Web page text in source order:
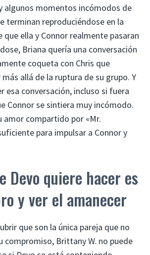
algunos momentos incómodos de
terminan reproduciéndose en la
que ella y Connor realmente pasaran
Briana quería una conversación
coqueta con Chris que
allá de la ruptura de su grupo. Y
esa conversación, incluso si fuera
Connor se sintiera muy incómodo.
amor compartido por «Mr.
para impulsar a Connor y
Devo quiere hacer es
y ver el amanecer
que son la única pareja que no
compromiso, Brittany W. no puede